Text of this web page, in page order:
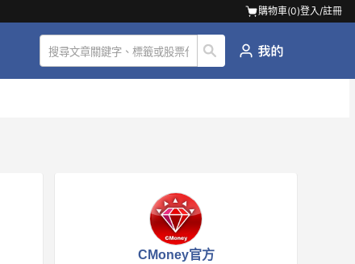
購物車(0)登入/註冊
CMoney官方